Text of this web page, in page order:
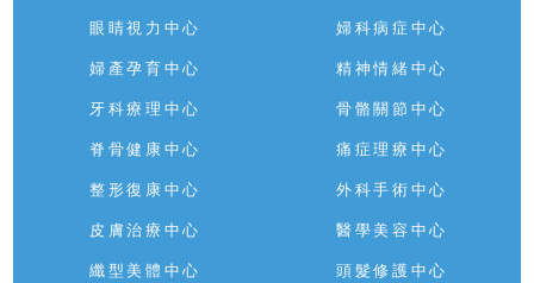
眼睛視力中心 婦科病症中心
婦產孕育中心 精神情緒中心
牙科療理中心 骨骼關節中心
脊骨健康中心 痛症理療中心
整形復康中心 外科手術中心
皮膚治療中心 醫學美容中心
纖型美體中心 頭髮修護中心